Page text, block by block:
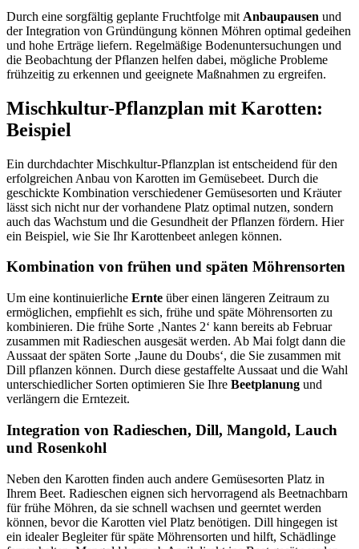
Durch eine sorgfältig geplante Fruchtfolge mit Anbaupausen und
der Integration von Gründüngung können Möhren optimal gedeihen
und hohe Erträge liefern. Regelmäßige Bodenuntersuchungen und
die Beobachtung der Pflanzen helfen dabei, mögliche Probleme
frühzeitig zu erkennen und geeignete Maßnahmen zu ergreifen.
Mischkultur-Pflanzplan mit Karotten:
Beispiel
Ein durchdachter Mischkultur-Pflanzplan ist entscheidend für den
erfolgreichen Anbau von Karotten im Gemüsebeet. Durch die
geschickte Kombination verschiedener Gemüsesorten und Kräuter
lässt sich nicht nur der vorhandene Platz optimal nutzen, sondern
auch das Wachstum und die Gesundheit der Pflanzen fördern. Hier
ein Beispiel, wie Sie Ihr Karottenbeet anlegen können.
Kombination von frühen und späten Möhrensorten
Um eine kontinuierliche Ernte über einen längeren Zeitraum zu
ermöglichen, empfiehlt es sich, frühe und späte Möhrensorten zu
kombinieren. Die frühe Sorte ‚Nantes 2‘ kann bereits ab Februar
zusammen mit Radieschen ausgesät werden. Ab Mai folgt dann die
Aussaat der späten Sorte ‚Jaune du Doubs‘, die Sie zusammen mit
Dill pflanzen können. Durch diese gestaffelte Aussaat und die Wahl
unterschiedlicher Sorten optimieren Sie Ihre Beetplanung und
verlängern die Erntezeit.
Integration von Radieschen, Dill, Mangold, Lauch
und Rosenkohl
Neben den Karotten finden auch andere Gemüsesorten Platz in
Ihrem Beet. Radieschen eignen sich hervorragend als Beetnachbarn
für frühe Möhren, da sie schnell wachsen und geerntet werden
können, bevor die Karotten viel Platz benötigen. Dill hingegen ist
ein idealer Begleiter für späte Möhrensorten und hilft, Schädlinge